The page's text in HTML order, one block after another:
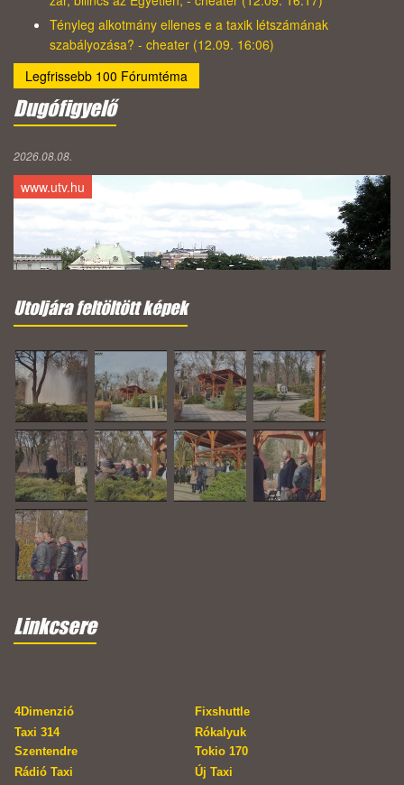
Tényleg alkotmány ellenes e a taxik létszámának
szabályozása? - cheater (12.09. 16:06)
Legfrissebb 100 Fórumtéma
Dugófigyelő
2026.08.08.
www.utv.hu
Utoljára feltöltött képek
Linkcsere
4Dimenzió
Fixshuttle
Taxi 314
Szentendre
Rókalyuk
Tokio 170
Rádió Taxi
Új Taxi